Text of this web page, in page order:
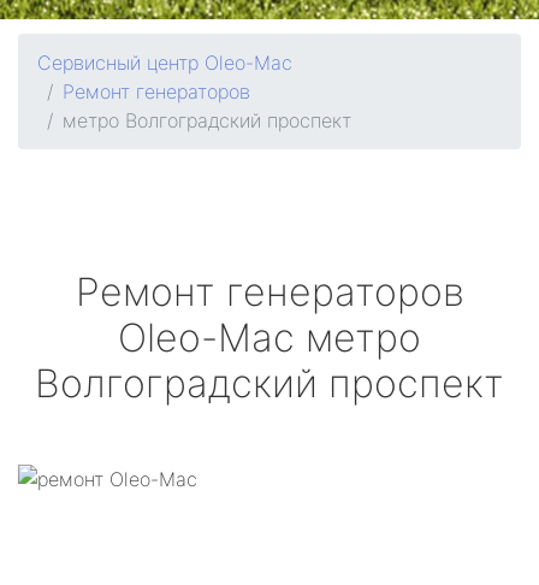
Сервисный центр Oleo-Mac
Ремонт генераторов
метро Волгоградский проспект
Ремонт генераторов
Oleo-Mac метро
Волгоградский проспект